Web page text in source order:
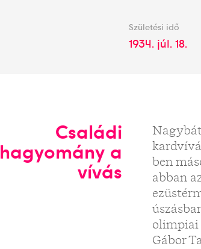
Születési idő
1934. júl. 18.
Családi
hagyomány a
vívás
ben
abban
olimpiai
Gábor